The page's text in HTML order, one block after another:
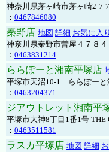
神奈川県茅ヶ崎市茅ヶ崎
： 0467846080
秦野店 地図 詳細 お気に入
神奈川県秦野市曽屋４７８４
： 0463831214
ららぽーと湘南平塚店
平塚市天沼10-1 ららぽーと
： 0463204371
ジアウトレット湘南平
平塚市大神8丁目1番1号 THE
： 0463511581
ラスカ平塚店 地図 詳細